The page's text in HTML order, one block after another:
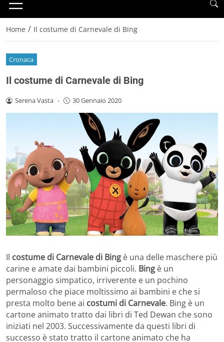
Home / Il costume di Carnevale di Bing
Cronaca
Il costume di Carnevale di Bing
Serena Vasta - 30 Gennaio 2020
Il costume di Carnevale di Bing è una delle maschere più
carine e amate dai bambini piccoli. Bing è un
personaggio simpatico, irriverente e un pochino
permaloso che piace moltissimo ai bambini e che si
presta molto bene ai costumi di Carnevale. Bing è un
cartone animato tratto dai libri di Ted Dewan che sono
iniziati nel 2003. Successivamente da questi libri di
successo è stato tratto il cartone animato che ha